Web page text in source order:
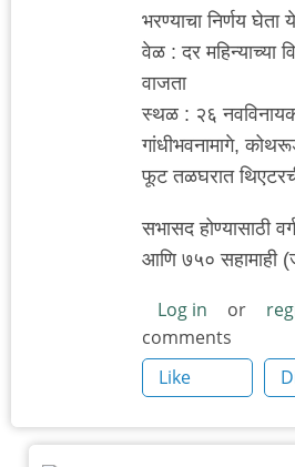
भरण्याचा निर्णय घेता
वेळ : दर महिन्याच्या
वाजता
स्थळ : २६
गांधीभवनामागे,
फूट तळघरात
सभासद होण्यासाठी
आणि ७५०
Log in or
comments
Like